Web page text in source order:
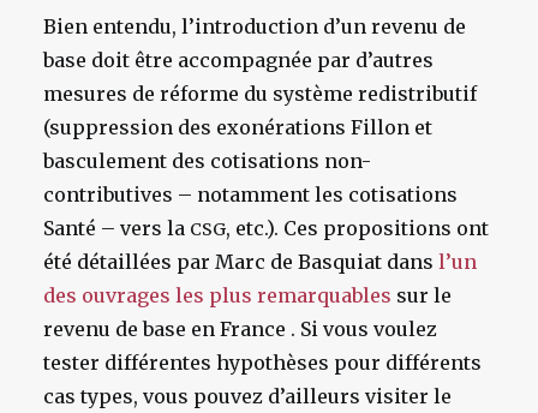
Bien entendu, l’introduction d’un revenu de
base doit être accompagnée par d’autres
mesures de réforme du système redistributif
(suppression des exonérations Fillon et
basculement des cotisations non-
contributives – notamment les cotisations
Santé – vers la CSG, etc.). Ces propositions ont
été détaillées par Marc de Basquiat dans l’un
des ouvrages les plus remarquables sur le
revenu de base en France . Si vous voulez
tester différentes hypothèses pour différents
cas types, vous pouvez d’ailleurs visiter le